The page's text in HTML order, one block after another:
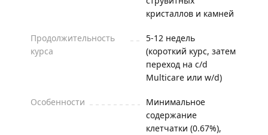
кристаллов и камней
Продолжительность
курса
5-12 недель
(короткий курс, затем
переход на c/d
Multicare или w/d)
Особенности
Минимальное
содержание
клетчатки (0.67%),